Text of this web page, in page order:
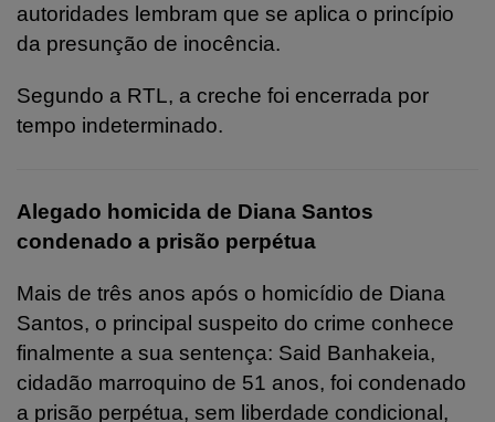
autoridades lembram que se aplica o princípio
da presunção de inocência.
Segundo a RTL, a creche foi encerrada por
tempo indeterminado.
Alegado homicida de Diana Santos
condenado a prisão perpétua
Mais de três anos após o homicídio de Diana
Santos, o principal suspeito do crime conhece
finalmente a sua sentença: Said Banhakeia,
cidadão marroquino de 51 anos, foi condenado
a prisão perpétua, sem liberdade condicional,